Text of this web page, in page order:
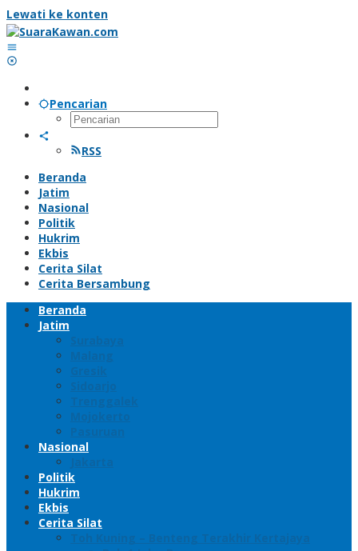
Lewati ke konten
Pencarian
RSS
Beranda
Jatim
Nasional
Politik
Hukrim
Ekbis
Cerita Silat
Cerita Bersambung
Beranda
Jatim
Surabaya
Malang
Gresik
Sidoarjo
Trenggalek
Mojokerto
Pasuruan
Nasional
Jakarta
Politik
Hukrim
Ekbis
Cerita Silat
Toh Kuning – Benteng Terakhir Kertajaya